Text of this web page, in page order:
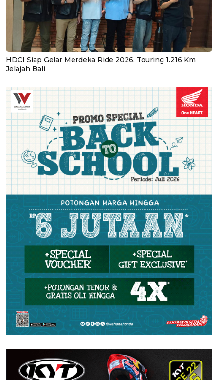
HDCI Siap Gelar Merdeka Ride 2026, Touring 1.216 Km
Jelajah Bali